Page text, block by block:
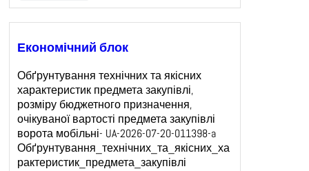
Економічний блок
Обґрунтування технічних та якісних
характеристик предмета закупівлі,
розміру бюджетного призначення,
очікуваної вартості предмета закупівлі
ворота мобільні- UA-2026-07-20-011398-a
Обґрунтування_технічних_та_якісних_ха
рактеристик_предмета_закупівлі